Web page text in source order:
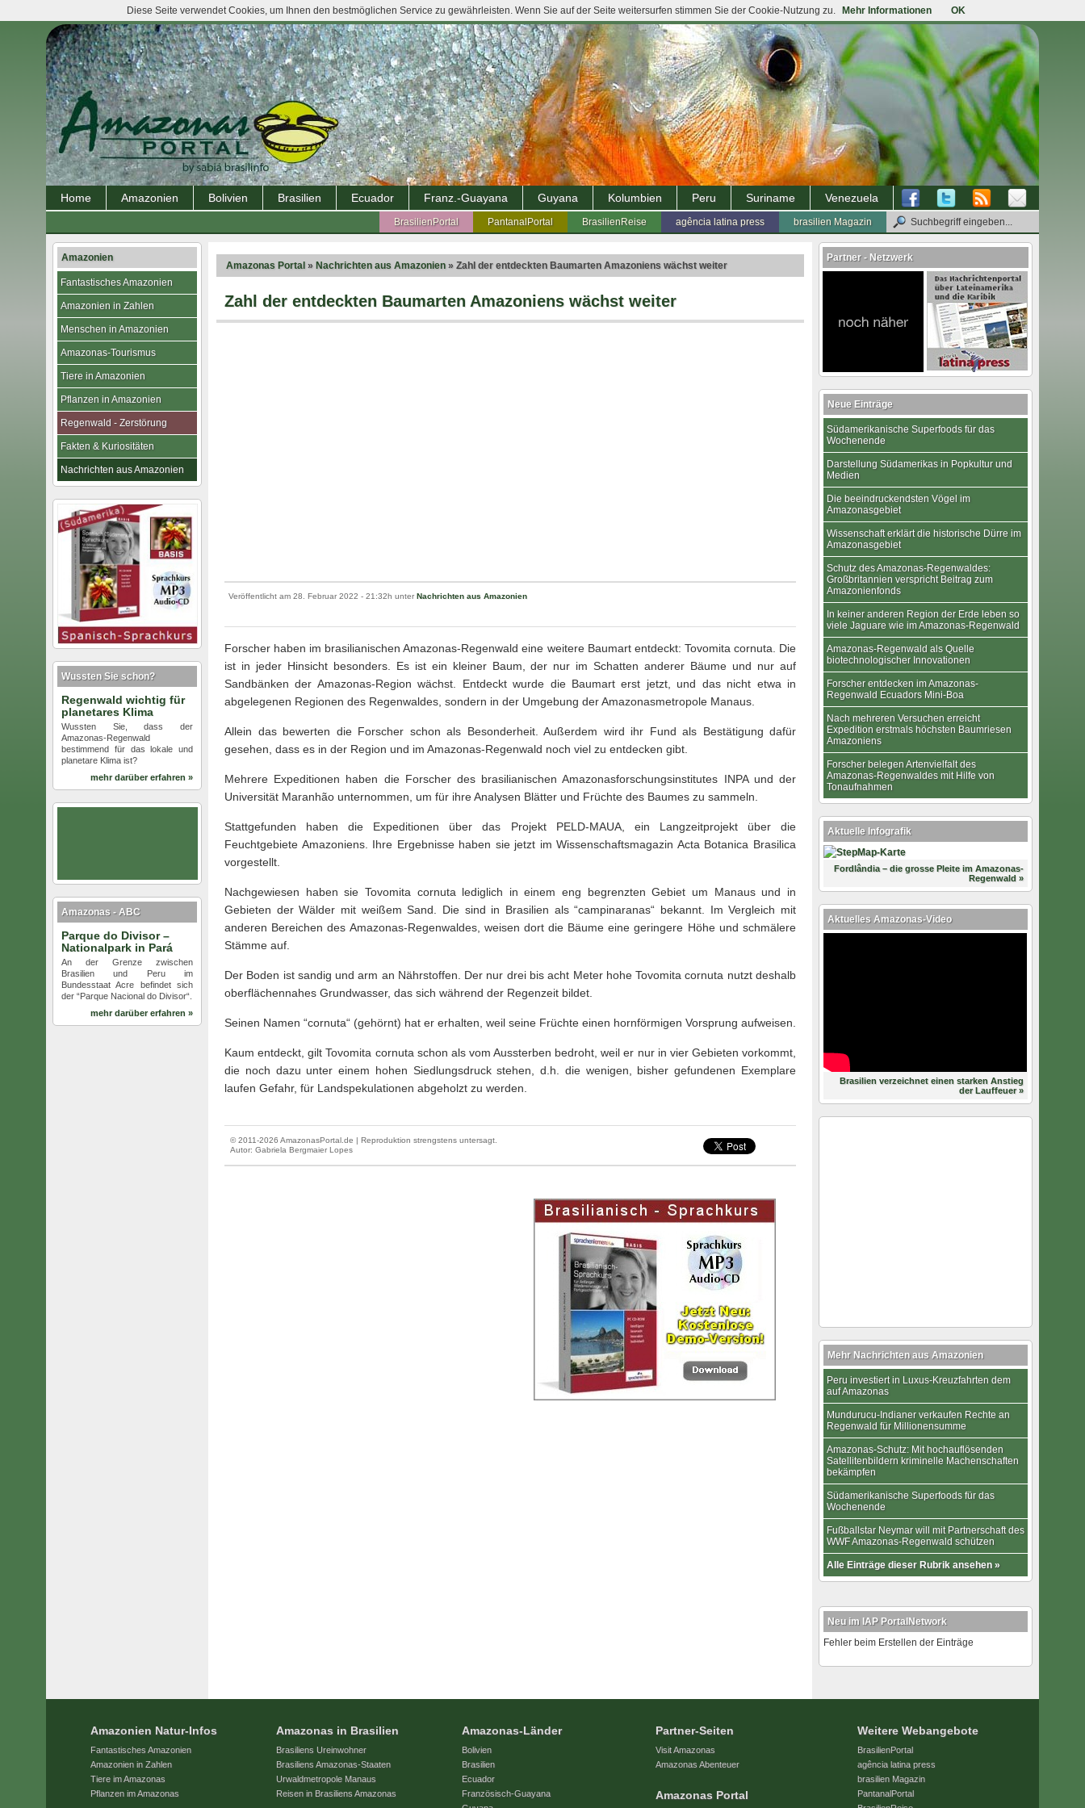
Home Amazonien Bolivien Brasilien Ecuador Franz.-Guayana Guyana Kolumbien Peru Suriname Venezuela
brasilien Magazin
agência latina press
BrasilienReise
PantanalPortal
BrasilienPortal
Amazonas Portal » Nachrichten aus Amazonien » Zahl der entdeckten Baumarten Amazoniens wächst weiter
Zahl der entdeckten Baumarten Amazoniens wächst weiter
Veröffentlicht am 28. Februar 2022 - 21:32h unter Nachrichten aus Amazonien
Forscher haben im brasilianischen Amazonas-Regenwald eine weitere Baumart entdeckt: Tovomita cornuta. Die
ist in jeder Hinsicht besonders. Es ist ein kleiner Baum, der nur im Schatten anderer Bäume und nur auf
Sandbänken der Amazonas-Region wächst. Entdeckt wurde die Baumart erst jetzt, und das nicht etwa in
abgelegenen Regionen des Regenwaldes, sondern in der Umgebung der Amazonasmetropole Manaus.
Allein das bewerten die Forscher schon als Besonderheit. Außerdem wird ihr Fund als Bestätigung dafür
gesehen, dass es in der Region und im Amazonas-Regenwald noch viel zu entdecken gibt.
Mehrere Expeditionen haben die Forscher des brasilianischen Amazonasforschungsinstitutes INPA und der
Universität Maranhão unternommen, um für ihre Analysen Blätter und Früchte des Baumes zu sammeln.
Stattgefunden haben die Expeditionen über das Projekt PELD-MAUA, ein Langzeitprojekt über die
Feuchtgebiete Amazoniens. Ihre Ergebnisse haben sie jetzt im Wissenschaftsmagazin Acta Botanica Brasilica
vorgestellt.
Nachgewiesen haben sie Tovomita cornuta lediglich in einem eng begrenzten Gebiet um Manaus und in
Gebieten der Wälder mit weißem Sand. Die sind in Brasilien als “campinaranas“ bekannt. Im Vergleich mit
anderen Bereichen des Amazonas-Regenwaldes, weisen dort die Bäume eine geringere Höhe und schmälere
Stämme auf.
Der Boden ist sandig und arm an Nährstoffen. Der nur drei bis acht Meter hohe Tovomita cornuta nutzt deshalb
oberflächennahes Grundwasser, das sich während der Regenzeit bildet.
Seinen Namen “cornuta“ (gehörnt) hat er erhalten, weil seine Früchte einen hornförmigen Vorsprung aufweisen.
Kaum entdeckt, gilt Tovomita cornuta schon als vom Aussterben bedroht, weil er nur in vier Gebieten vorkommt,
die noch dazu unter einem hohen Siedlungsdruck stehen, d.h. die wenigen, bisher gefundenen Exemplare
laufen Gefahr, für Landspekulationen abgeholzt zu werden.
© 2011-2026 AmazonasPortal.de | Reproduktion strengstens untersagt.
Autor: Gabriela Bergmaier Lopes
Amazonien
Fantastisches Amazonien
Amazonien in Zahlen
Menschen in Amazonien
Amazonas-Tourismus
Tiere in Amazonien
Pflanzen in Amazonien
Regenwald - Zerstörung
Fakten & Kuriositäten
Nachrichten aus Amazonien
Wussten Sie schon?
Regenwald wichtig für
planetares Klima
Wussten Sie, dass der
Amazonas-Regenwald
bestimmend für das lokale und
planetare Klima ist?
mehr darüber erfahren »
Amazonas - ABC
Parque do Divisor –
Nationalpark in Pará
An der Grenze zwischen
Brasilien und Peru im
Bundesstaat Acre befindet sich
der “Parque Nacional do Divisor“.
mehr darüber erfahren »
Partner - Netzwerk
Neue Einträge
Südamerikanische Superfoods für das
Wochenende
Darstellung Südamerikas in Popkultur und
Medien
Die beeindruckendsten Vögel im
Amazonasgebiet
Wissenschaft erklärt die historische Dürre im
Amazonasgebiet
Schutz des Amazonas-Regenwaldes:
Großbritannien verspricht Beitrag zum
Amazonienfonds
In keiner anderen Region der Erde leben so
viele Jaguare wie im Amazonas-Regenwald
Amazonas-Regenwald als Quelle
biotechnologischer Innovationen
Forscher entdecken im Amazonas-
Regenwald Ecuadors Mini-Boa
Nach mehreren Versuchen erreicht
Expedition erstmals höchsten Baumriesen
Amazoniens
Forscher belegen Artenvielfalt des
Amazonas-Regenwaldes mit Hilfe von
Tonaufnahmen
Aktuelle Infografik
Fordlândia – die grosse Pleite im Amazonas-
Regenwald »
Aktuelles Amazonas-Video
Brasilien verzeichnet einen starken Anstieg
der Lauffeuer »
Mehr Nachrichten aus Amazonien
Peru investiert in Luxus-Kreuzfahrten dem
auf Amazonas
Mundurucu-Indianer verkaufen Rechte an
Regenwald für Millionensumme
Amazonas-Schutz: Mit hochauflösenden
Satellitenbildern kriminelle Machenschaften
bekämpfen
Südamerikanische Superfoods für das
Wochenende
Fußballstar Neymar will mit Partnerschaft des
WWF Amazonas-Regenwald schützen
Alle Einträge dieser Rubrik ansehen »
Neu im IAP PortalNetwork
Fehler beim Erstellen der Einträge
Amazonien Natur-Infos
Fantastisches Amazonien
Amazonien in Zahlen
Tiere im Amazonas
Pflanzen im Amazonas
Amazonas in Brasilien
Brasiliens Ureinwohner
Brasiliens Amazonas-Staaten
Urwaldmetropole Manaus
Reisen in Brasiliens Amazonas
Amazonas-Länder
Bolivien
Brasilien
Ecuador
Französisch-Guayana
Partner-Seiten
Visit Amazonas
Amazonas Abenteuer
Amazonas Portal
Weitere Webangebote
BrasilienPortal
agência latina press
brasilien Magazin
PantanalPortal
Diese Seite verwendet Cookies, um Ihnen den bestmöglichen Service zu gewährleisten. Wenn Sie auf der Seite weitersurfen stimmen Sie der Cookie-Nutzung zu. Mehr Informationen OK